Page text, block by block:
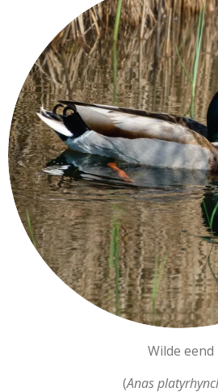
Wilde eend
(Anas